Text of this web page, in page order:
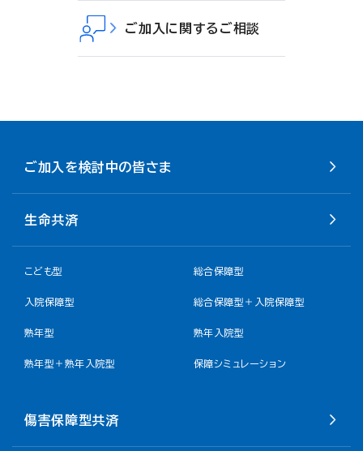
ご加入に関するご相談
ご加入を検討中の皆さま
生命共済
こども型 総合保障型
入院保障型 総合保障型＋入院保障型
熟年型 熟年入院型
熟年型＋熟年入院型 保障シミュレーション
傷害保障型共済